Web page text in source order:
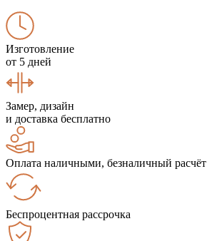
Изготовление
от 5 дней
Замер, дизайн
и доставка бесплатно
Оплата наличными, безналичный расчёт
Беспроцентная рассрочка